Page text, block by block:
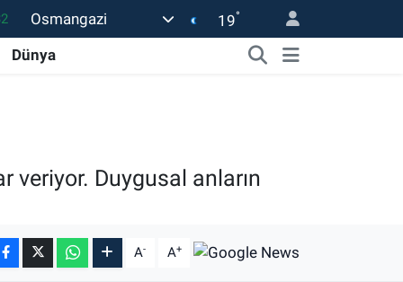
Osmangazi 19°
Dünya
veriyor. Duygusal anların
A- A+